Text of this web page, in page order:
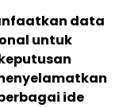
data
untuk
ide